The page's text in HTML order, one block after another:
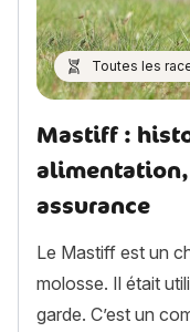
Toutes les
Mastiff :
assurance
Le Mastiff est un
molosse. Il était
garde. C’est un